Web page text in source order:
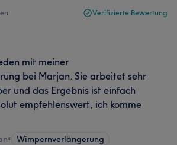
Verifizierte Bewertung
mit meiner
bei Marjan. Sie arbeitet sehr
und das Ergebnis ist einfach
empfehlenswert, ich komme
• Wimpernverlängerung